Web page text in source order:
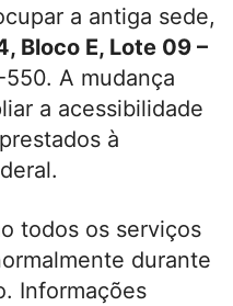
a antiga sede,
Bloco E, Lote 09 –
A mudança
a acessibilidade
à
todos os serviços
durante
Informações